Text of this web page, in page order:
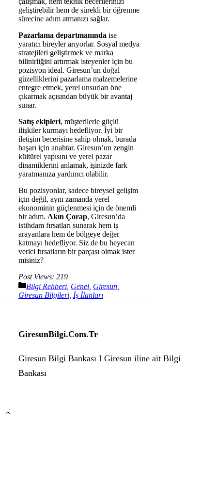
geliştirebilir hem de sürekli bir öğrenme
sürecine adım atmanızı sağlar.
Pazarlama departmanında ise
yaratıcı bireyler arıyorlar. Sosyal medya
stratejileri geliştirmek ve marka
bilinirliğini artırmak isteyenler için bu
pozisyon ideal. Giresun’un doğal
güzelliklerini pazarlama malzemelerine
entegre etmek, yerel unsurları öne
çıkarmak açısından büyük bir avantaj
sunar.
Satış ekipleri, müşterilerle güçlü
ilişkiler kurmayı hedefliyor. İyi bir
iletişim becerisine sahip olmak, burada
başarı için anahtar. Giresun’un zengin
kültürel yapısını ve yerel pazar
dinamiklerini anlamak, işinizde fark
yaratmanıza yardımcı olabilir.
Bu pozisyonlar, sadece bireysel gelişim
için değil, aynı zamanda yerel
ekonominin güçlenmesi için de önemli
bir adım. Akın Çorap, Giresun’da
istihdam fırsatları sunarak hem iş
arayanlara hem de bölgeye değer
katmayı hedefliyor. Siz de bu heyecan
verici fırsatların bir parçası olmak ister
misiniz?
Post Views: 219
Kategoriler
Bilgi Rehberi Genel Giresun
Giresun Bilgileri İş İlanları
GiresunBilgi.Com.Tr
Giresun Bilgi Bankası I Giresun iline ait Bilgi
Bankası